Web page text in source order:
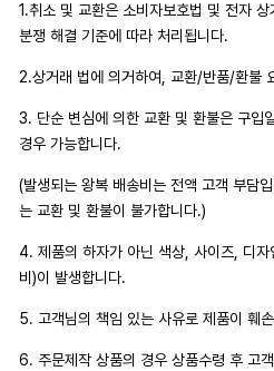
1.취소 및 교환은 소비자보호법 및 전자
분쟁 해결 기준에 따라 처리됩니다.
2.상거래 법에 의거하여, 교환/반품/환불
3. 단순 변심에 의한 교환 및 환불은 구입
경우 가능합니다.
(발생되는 왕복 배송비는 전액 고객 부담
는 교환 및 환불이 불가합니다.)
4. 제품의 하자가 아닌 색상, 사이즈, 디
비)이 발생합니다.
5. 고객님의 책임 있는 사유로 제품이 훼
6. 주문제작 상품의 경우 상품수령 후 고